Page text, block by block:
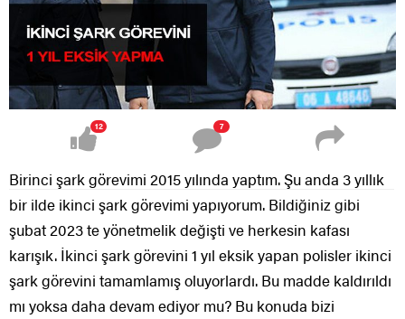
12 7
Birinci şark görevimi 2015 yılında yaptım. Şu anda 3 yıllık
bir ilde ikinci şark görevimi yapıyorum. Bildiğiniz gibi
şubat 2023 te yönetmelik değişti ve herkesin kafası
karışık. İkinci şark görevini 1 yıl eksik yapan polisler ikinci
şark görevini tamamlamış oluyorlardı. Bu madde kaldırıldı
mı yoksa daha devam ediyor mu? Bu konuda bizi